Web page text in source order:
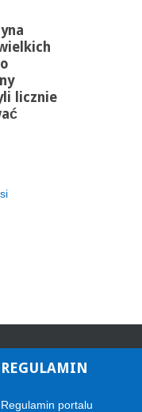
licznie
REGULAMIN
Regulamin portalu